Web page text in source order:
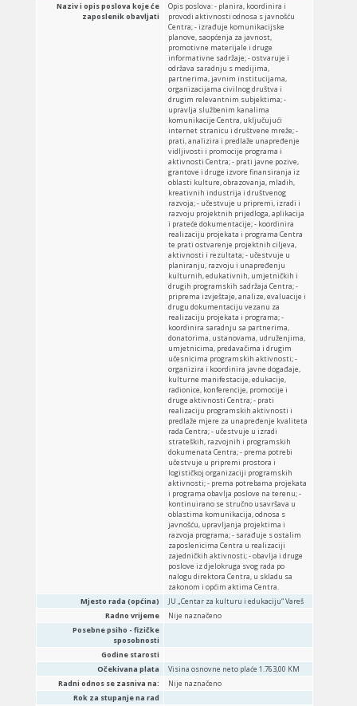
Naziv i opis poslova koje će
zaposlenik obavljati
Opis poslova: - planira, koordinira i
provodi aktivnosti odnosa s javnošću
Centra; - izrađuje komunikacijske
planove, saopćenja za javnost,
promotivne materijale i druge
informativne sadržaje; - ostvaruje i
održava saradnju s medijima,
partnerima, javnim institucijama,
organizacijama civilnog društva i
drugim relevantnim subjektima; -
upravlja službenim kanalima
komunikacije Centra, uključujući
internet stranicu i društvene mreže; -
prati, analizira i predlaže unapređenje
vidljivosti i promocije programa i
aktivnosti Centra; - prati javne pozive,
grantove i druge izvore finansiranja iz
oblasti kulture, obrazovanja, mladih,
kreativnih industrija i društvenog
razvoja; - učestvuje u pripremi, izradi i
razvoju projektnih prijedloga, aplikacija
i prateće dokumentacije; - koordinira
realizaciju projekata i programa Centra
te prati ostvarenje projektnih ciljeva,
aktivnosti i rezultata; - učestvuje u
planiranju, razvoju i unapređenju
kulturnih, edukativnih, umjetničkih i
drugih programskih sadržaja Centra; -
priprema izvještaje, analize, evaluacije i
drugu dokumentaciju vezanu za
realizaciju projekata i programa; -
koordinira saradnju sa partnerima,
donatorima, ustanovama, udruženjima,
umjetnicima, predavačima i drugim
učesnicima programskih aktivnosti; -
organizira i koordinira javne događaje,
kulturne manifestacije, edukacije,
radionice, konferencije, promocije i
druge aktivnosti Centra; - prati
realizaciju programskih aktivnosti i
predlaže mjere za unapređenje kvaliteta
rada Centra; - učestvuje u izradi
strateških, razvojnih i programskih
dokumenata Centra; - prema potrebi
učestvuje u pripremi prostora i
logističkoj organizaciji programskih
aktivnosti; - prema potrebama projekata
i programa obavlja poslove na terenu; -
kontinuirano se stručno usavršava u
oblastima komunikacija, odnosa s
javnošću, upravljanja projektima i
razvoja programa; - sarađuje s ostalim
zaposlenicima Centra u realizaciji
zajedničkih aktivnosti; - obavlja i druge
poslove iz djelokruga svog rada po
nalogu direktora Centra, u skladu sa
zakonom i općim aktima Centra.
Mjesto rada (općina)
JU „Centar za kulturu i edukaciju“ Vareš
Radno vrijeme
Nije naznačeno
Posebne psiho - fizičke
sposobnosti
Godine starosti
Očekivana plata
Visina osnovne neto plaće 1.763,00 KM
Radni odnos se zasniva na:
Nije naznačeno
Rok za stupanje na rad